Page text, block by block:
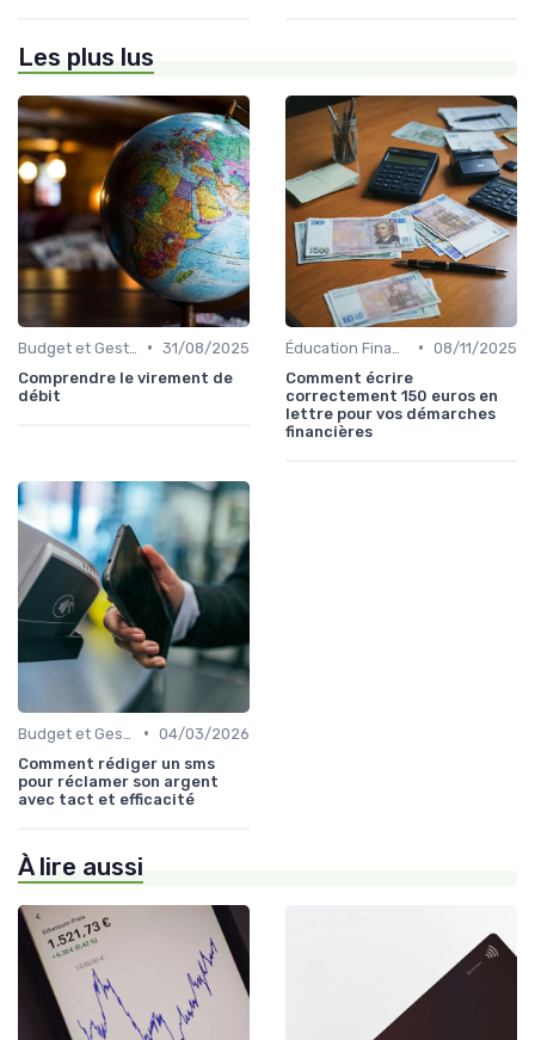
Les plus lus
• 31/08/2025
Comprendre le virement de
débit
• 08/11/2025
Comment écrire
correctement 150 euros en
lettre pour vos démarches
financières
• 04/03/2026
Comment rédiger un sms
pour réclamer son argent
avec tact et efficacité
À lire aussi